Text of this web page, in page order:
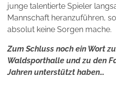
junge talentierte Spieler
Mannschaft heranzuführen,
absolut keine Sorgen mache.
Zum Schluss noch ein Wort
Waldsporthalle und zu den
Jahren unterstützt haben…